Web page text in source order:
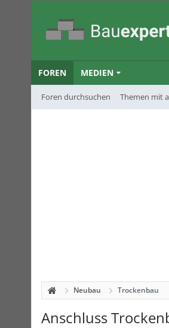
FOREN
Foren durchsuchen Themen mit
MEDIEN
Neubau Trockenbau
Anschluss